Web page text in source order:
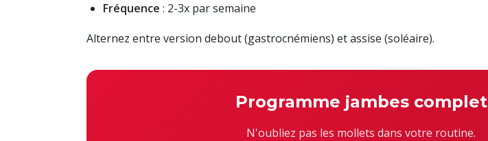
Fréquence : 2-3x par semaine
Alternez entre version debout (gastrocnémiens) et assise (soléaire).
Programme jambes complet
N'oubliez pas les mollets dans votre routine.